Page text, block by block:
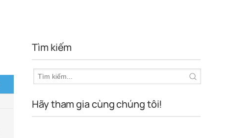
Tìm kiếm
Hãy tham gia cùng chúng tôi!